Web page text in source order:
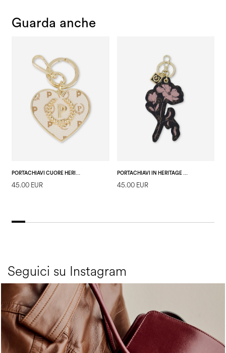
Guarda anche
PORTACHIAVI CUORE HERITAGE AVORIO
45.00 EUR
PORTACHIAVI IN HERITAGE MARINA FLOWER NERO/NERO
45.00 EUR
Seguici su Instagram